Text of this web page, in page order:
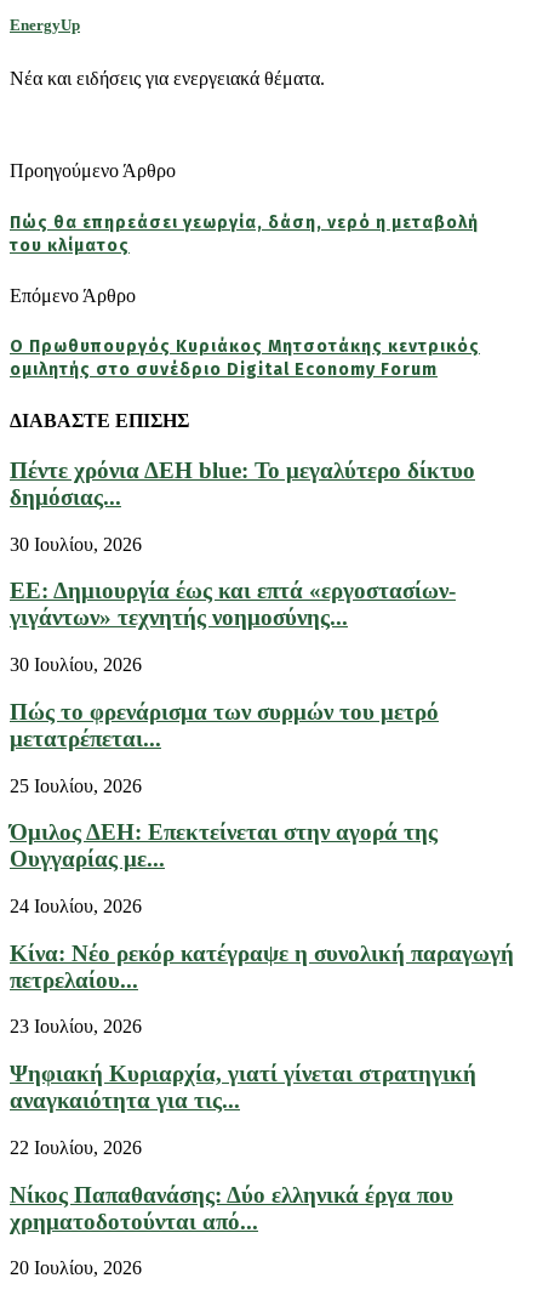
EnergyUp
Νέα και ειδήσεις για ενεργειακά θέματα.
Προηγούμενο Άρθρο
Πώς θα επηρεάσει γεωργία, δάση, νερό η μεταβολή
του κλίματος
Επόμενο Άρθρο
Ο Πρωθυπουργός Κυριάκος Μητσοτάκης κεντρικός
ομιλητής στο συνέδριο Digital Economy Forum
ΔΙΑΒΑΣΤΕ ΕΠΙΣΗΣ
Πέντε χρόνια ΔΕΗ blue: Το μεγαλύτερο δίκτυο
δημόσιας...
30 Ιουλίου, 2026
ΕΕ: Δημιουργία έως και επτά «εργοστασίων-
γιγάντων» τεχνητής νοημοσύνης...
30 Ιουλίου, 2026
Πώς το φρενάρισμα των συρμών του μετρό
μετατρέπεται...
25 Ιουλίου, 2026
Όμιλος ΔΕΗ: Επεκτείνεται στην αγορά της
Ουγγαρίας με...
24 Ιουλίου, 2026
Κίνα: Νέο ρεκόρ κατέγραψε η συνολική παραγωγή
πετρελαίου...
23 Ιουλίου, 2026
Ψηφιακή Κυριαρχία, γιατί γίνεται στρατηγική
αναγκαιότητα για τις...
22 Ιουλίου, 2026
Νίκος Παπαθανάσης: Δύο ελληνικά έργα που
χρηματοδοτούνται από...
20 Ιουλίου, 2026